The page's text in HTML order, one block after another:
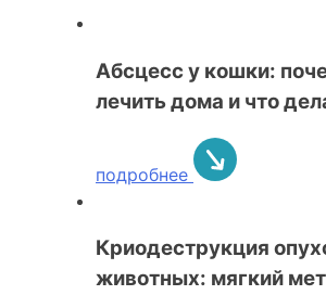
Абсцесс у кошки:
лечить дома и что
подробнее
Криодеструкция
животных: мягкий